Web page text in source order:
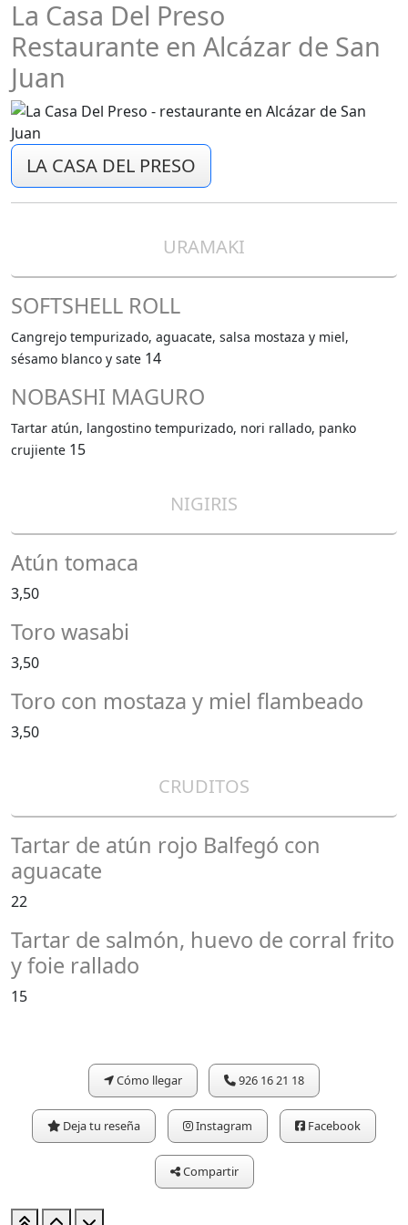
La Casa Del Preso
Restaurante en Alcázar de San
Juan
LA CASA DEL PRESO
URAMAKI
SOFTSHELL ROLL
Cangrejo tempurizado, aguacate, salsa mostaza y miel,
sésamo blanco y sate 14
NOBASHI MAGURO
Tartar atún, langostino tempurizado, nori rallado, panko
crujiente 15
NIGIRIS
Atún tomaca
3,50
Toro wasabi
3,50
Toro con mostaza y miel flambeado
3,50
CRUDITOS
Tartar de atún rojo Balfegó con
aguacate
22
Tartar de salmón, huevo de corral frito
y foie rallado
15
Cómo llegar 926 16 21 18
Deja tu reseña Instagram Facebook
Compartir